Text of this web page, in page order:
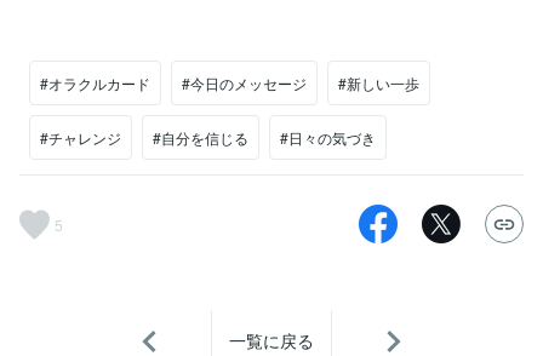
#オラクルカード #今日のメッセージ #新しい一歩
#チャレンジ #自分を信じる #日々の気づき
5
一覧に戻る